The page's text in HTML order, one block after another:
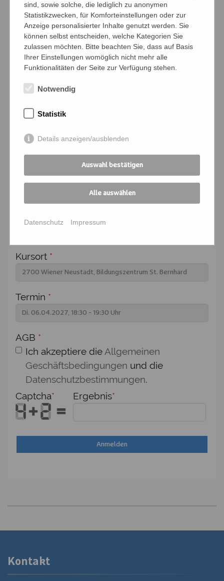
Namen der Personen (Vor- und Nachname)
Ich verpflichte mich, die Zahlung und
Kommunikation für die angemeldeten
Personen zu übernehmen
Ich melde mich für folgende
Veranstaltung an:
Kursnummer*
Kursort *
Termin *
AGB *
Ich akzeptiere die Allgemeinen
Geschäftsbedingungen und die
Datenschutzbestimmungen.
Captcha* Ergebnis*
Kontakt
sind, sowie solche, die lediglich zu anonymen
Statistikzwecken, für Komforteinstellungen oder zur
Anzeige personalisierter Inhalte genutzt werden. Sie
können selbst entscheiden, welche Kategorien Sie
zulassen möchten. Bitte beachten Sie, dass auf Basis
Ihrer Einstellungen womöglich nicht mehr alle
Funktionalitäten der Seite zur Verfügung stehen.
Notwendig
Statistik
Details anzeigen/ausblenden
Auswahl bestätigen
Alle auswählen
Datenschutz Impressum